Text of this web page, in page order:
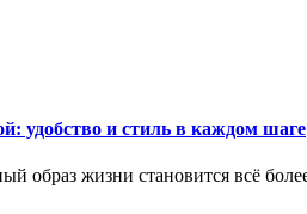
удобство и стиль в каждом шаге
образ жизни становится всё